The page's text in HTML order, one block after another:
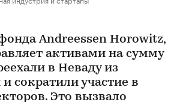
Andreessen Horowitz,
активами на сумму
в Неваду из
сократили участие в
Это вызвало